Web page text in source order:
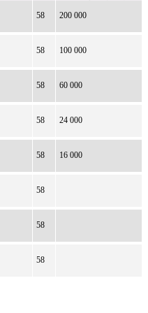
58 200 000
58 100 000
58 60 000
58 24 000
58 16 000
58
58
58